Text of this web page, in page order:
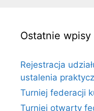
Ostatnie wpisy
Rejestracja
ustalenia
Turniej federacji
Turniej otwarty